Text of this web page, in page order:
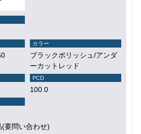
カラー
ブラックポリッシュ/アンダ
ーカットレッド
PCD
100.0
要問い合わせ)